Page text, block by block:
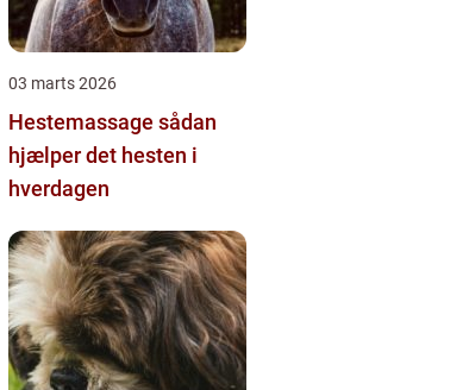
03 marts 2026
Hestemassage sådan
hjælper det hesten i
hverdagen